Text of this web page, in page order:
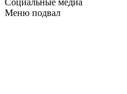
Меню подвал